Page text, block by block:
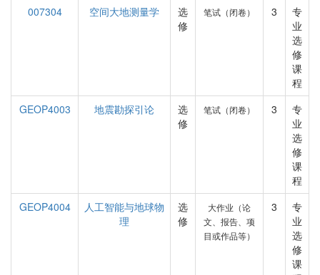
007304
空间大地测量学
选
修
笔试（闭卷） 3
专
业
选
修
课
程
GEOP4003
地震勘探引论
选
修
笔试（闭卷） 3
专
业
选
修
课
程
GEOP4004
人工智能与地球物
理
选
修
大作业（论
文、报告、项
目或作品等）
3
专
业
选
修
课